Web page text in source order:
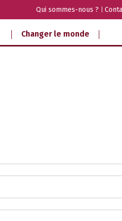
Qui sommes-nous ?
Changer le monde